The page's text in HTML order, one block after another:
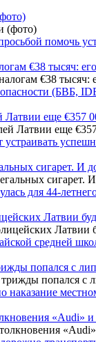
помочь
€38 тысяч:
(БВБ,
еще €357
сигарет. И
для 44-
Латвии
средней
попался с
наказание
«Audi»